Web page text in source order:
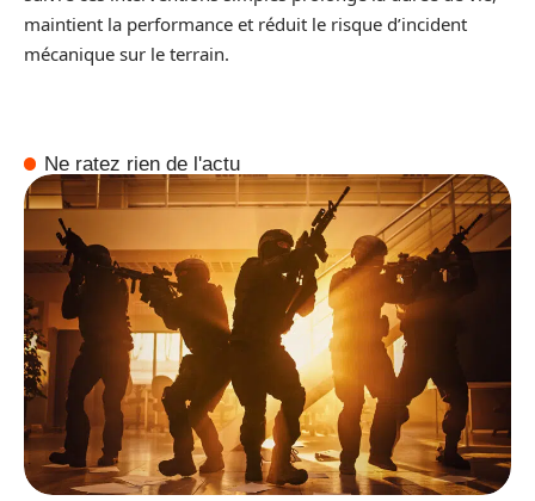
maintient la performance et réduit le risque d’incident
mécanique sur le terrain.
Ne ratez rien de l'actu